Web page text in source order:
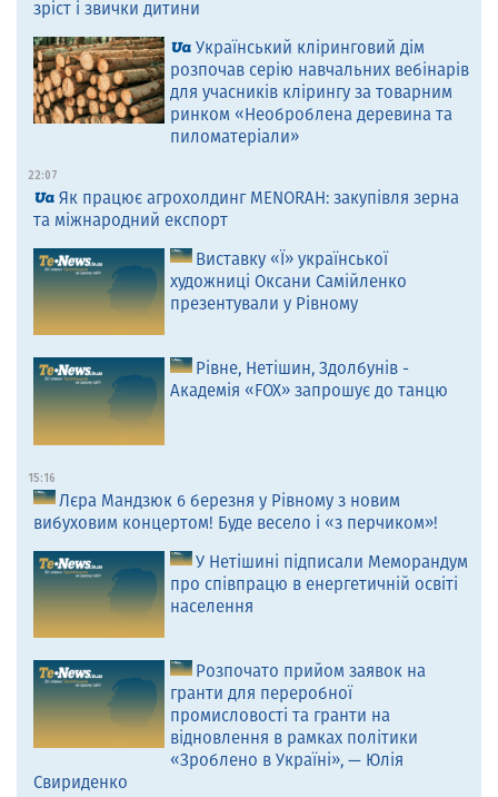
зріст і звички дитини
Український кліринговий дім
розпочав серію навчальних вебінарів
для учасників клірингу за товарним
ринком «Необроблена деревина та
пиломатеріали»
22:07
Як працює агрохолдинг MENORAH: закупівля зерна
та міжнародний експорт
Виставку «Ї» української
художниці Оксани Самійленко
презентували у Рівному
Рівне, Нетішин, Здолбунів -
Академія «FOX» запрошує до танцю
15:16
Лєра Мандзюк 6 березня у Рівному з новим
вибуховим концертом! Буде весело і «з перчиком»!
У Нетішині підписали Меморандум
про співпрацю в енергетичній освіті
населення
Розпочато прийом заявок на
гранти для переробної
промисловості та гранти на
відновлення в рамках політики
«Зроблено в Україні», — Юлія
Свириденко